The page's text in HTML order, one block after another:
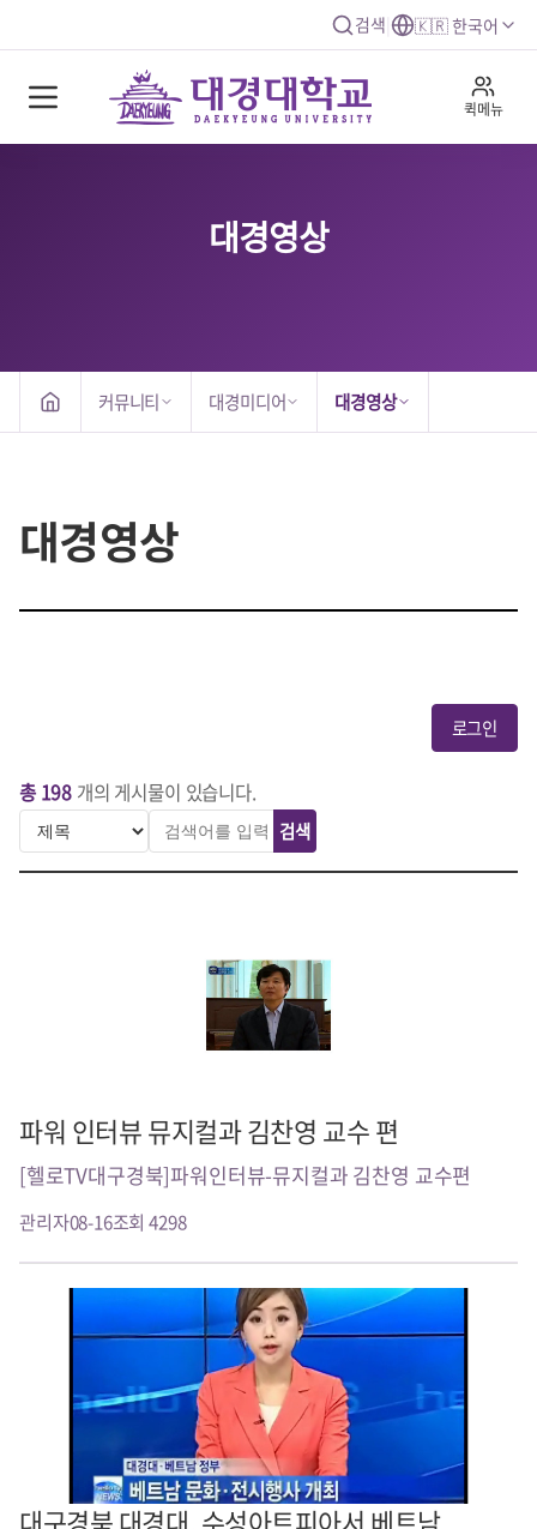
검색 🇰🇷 한국어
퀵메뉴
대경영상
커뮤니티 대경미디어 대경영상
대경영상
로그인
총 198 개의 게시물이 있습니다.
검색
파워 인터뷰 뮤지컬과 김찬영 교수 편
[헬로TV대구경북]파워인터뷰-뮤지컬과 김찬영 교수편
관리자08-16조회 4298